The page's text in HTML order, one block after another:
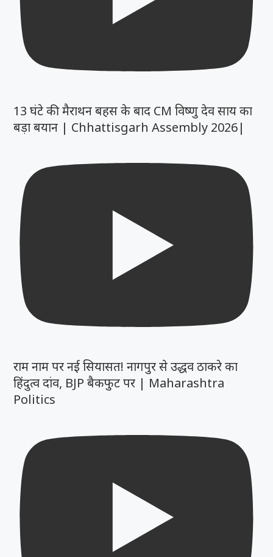
13 घंटे की मैराथन बहस के बाद CM विष्णु देव साय का
बड़ा बयान | Chhattisgarh Assembly 2026|
राम नाम पर नई सियासत! नागपुर से उद्धव ठाकरे का
हिंदुत्व दांव, BJP बैकफुट पर | Maharashtra
Politics